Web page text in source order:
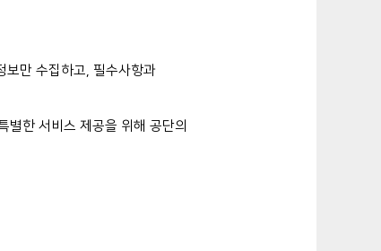
만 수집하고, 필수사항과
별한 서비스 제공을 위해 공단의